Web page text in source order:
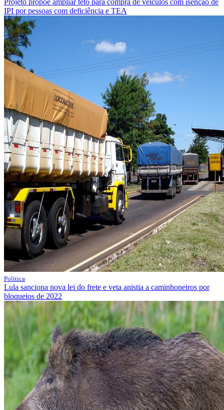
Projeto propõe ampliar teto para compra de veículos com isenção de
IPI por pessoas com deficiência e TEA
Política
Lula sanciona nova lei do frete e veta anistia a caminhoneiros por
bloqueios de 2022